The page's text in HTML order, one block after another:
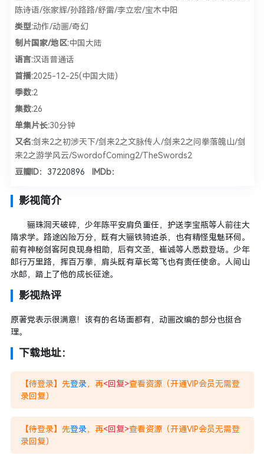
陈诗语/张家辉/孙路路/舒雷/李立宏/宝木中阳
类型:动作/动画/奇幻
制片国家/地区:中国大陆
语言:汉语普通话
首播:2025-12-25(中国大陆)
季数:2
集数:26
单集片长:30分钟
又名:剑来2之初涉天下/剑来2之文脉传人/剑来2之问拳落魄山/剑
来2之游学风云/SwordofComing2/TheSwords2
豆瓣ID： 37220896 IMDb：
影视简介
骊珠洞天破碎，少年陈平安肩负重任，护送李宝瓶等人前往大
隋求学。路途凶险万分，既有大骊铁骑追杀，也有精怪鬼魅环伺。
前有神秘剑客阿良现身相助，后有文圣，崔诚等人悉数登场。少年
郎行万里路，挥百万拳，肩头既有草长莺飞也有责任使命。人间山
水郎，踏上了他的成长征途。
影视热评
原著党表示很满意！该有的名场面都有，动画改编的部分也挺合
理。
下载地址：
【待登录】先登录，再<回复>查看资源（开通VIP会员无需登
录回复）
【待登录】先登录，再<回复>查看资源（开通VIP会员无需登
录回复）